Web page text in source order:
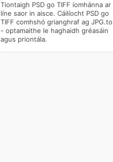
Tiontaigh PSD go TIFF íomhánna ar
líne saor in aisce. Cáilíocht PSD go
TIFF comhshó grianghraf ag JPG.to
- optamaithe le haghaidh gréasáin
agus priontála.